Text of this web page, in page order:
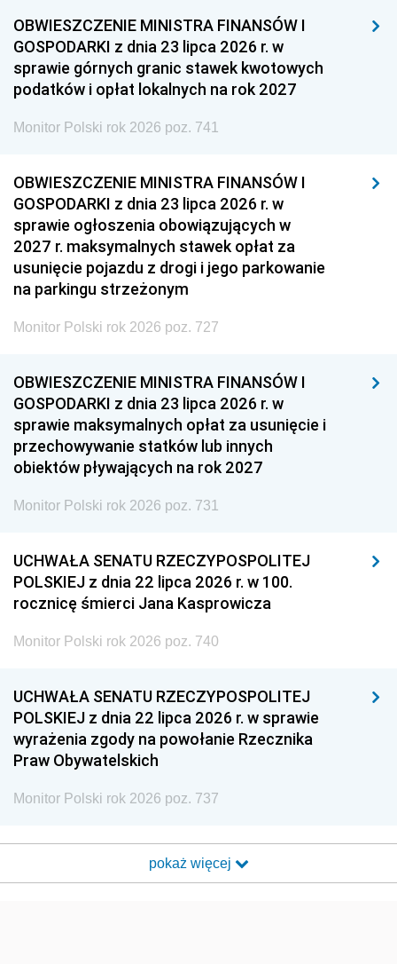
OBWIESZCZENIE MINISTRA FINANSÓW I
GOSPODARKI z dnia 23 lipca 2026 r. w
sprawie górnych granic stawek kwotowych
podatków i opłat lokalnych na rok 2027
Monitor Polski rok 2026 poz. 741
OBWIESZCZENIE MINISTRA FINANSÓW I
GOSPODARKI z dnia 23 lipca 2026 r. w
sprawie ogłoszenia obowiązujących w
2027 r. maksymalnych stawek opłat za
usunięcie pojazdu z drogi i jego parkowanie
na parkingu strzeżonym
Monitor Polski rok 2026 poz. 727
OBWIESZCZENIE MINISTRA FINANSÓW I
GOSPODARKI z dnia 23 lipca 2026 r. w
sprawie maksymalnych opłat za usunięcie i
przechowywanie statków lub innych
obiektów pływających na rok 2027
Monitor Polski rok 2026 poz. 731
UCHWAŁA SENATU RZECZYPOSPOLITEJ
POLSKIEJ z dnia 22 lipca 2026 r. w 100.
rocznicę śmierci Jana Kasprowicza
Monitor Polski rok 2026 poz. 740
UCHWAŁA SENATU RZECZYPOSPOLITEJ
POLSKIEJ z dnia 22 lipca 2026 r. w sprawie
wyrażenia zgody na powołanie Rzecznika
Praw Obywatelskich
Monitor Polski rok 2026 poz. 737
pokaż więcej